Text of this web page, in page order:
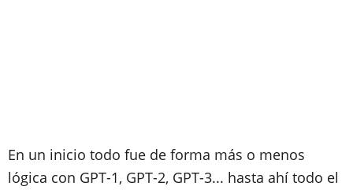
En un inicio todo fue de forma más o menos
lógica con GPT-1, GPT-2, GPT-3... hasta ahí todo el